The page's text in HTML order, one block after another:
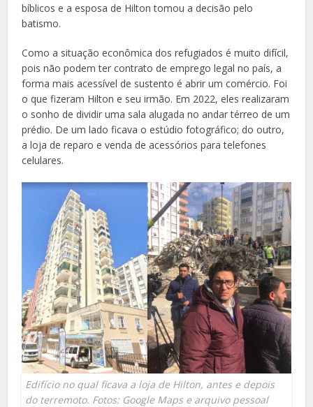
bíblicos e a esposa de Hilton tomou a decisão pelo
batismo.
Como a situação econômica dos refugiados é muito difícil,
pois não podem ter contrato de emprego legal no país, a
forma mais acessível de sustento é abrir um comércio. Foi
o que fizeram Hilton e seu irmão. Em 2022, eles realizaram
o sonho de dividir uma sala alugada no andar térreo de um
prédio. De um lado ficava o estúdio fotográfico; do outro,
a loja de reparo e venda de acessórios para telefones
celulares.
Edifício no qual ficava a loja de Hilton, antes e depois
do terremoto. Fotos: Google Maps e arquivo pessoal